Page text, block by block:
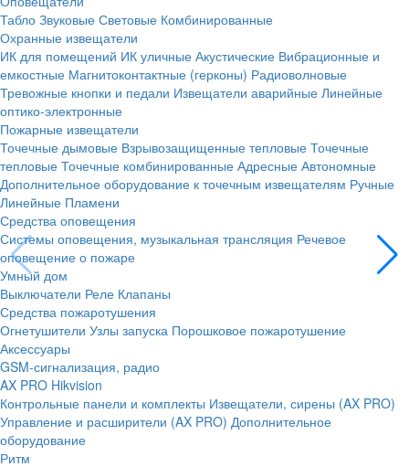
Табло Звуковые Световые Комбинированные
Охранные извещатели
ИК для помещений ИК уличные Акустические Вибрационные и
емкостные Магнитоконтактные (герконы) Радиоволновые
Тревожные кнопки и педали Извещатели аварийные Линейные
оптико-электронные
Пожарные извещатели
Точечные дымовые Взрывозащищенные тепловые Точечные
тепловые Точечные комбинированные Адресные Автономные
Дополнительное оборудование к точечным извещателям Ручные
Линейные Пламени
Средства оповещения
Системы оповещения, музыкальная трансляция Речевое
оповещение о пожаре
Умный дом
Выключатели Реле Клапаны
Средства пожаротушения
Огнетушители Узлы запуска Порошковое пожаротушение
Аксессуары
GSM-сигнализация, радио
AX PRO Hikvision
Контрольные панели и комплекты Извещатели, сирены (AX PRO)
Управление и расширители (AX PRO) Дополнительное
оборудование
Ритм